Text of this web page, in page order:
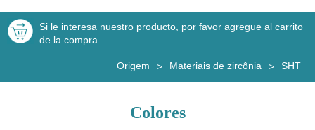
Si le interesa nuestro producto, por favor agregue al carrito
de la compra
Origem > Materiais de zircônia > SHT
Colores